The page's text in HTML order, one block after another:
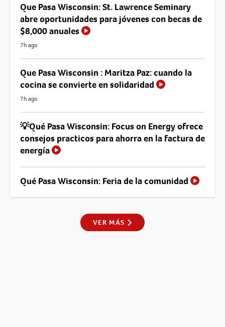
Que Pasa Wisconsin: St. Lawrence Seminary
abre oportunidades para jóvenes con becas de
$8,000 anuales
7h ago
Que Pasa Wisconsin : Maritza Paz: cuando la
cocina se convierte en solidaridad
7h ago
💡Qué Pasa Wisconsin: Focus on Energy ofrece
consejos practicos para ahorra en la factura de
energía
Qué Pasa Wisconsin: Feria de la comunidad
VER MÁS